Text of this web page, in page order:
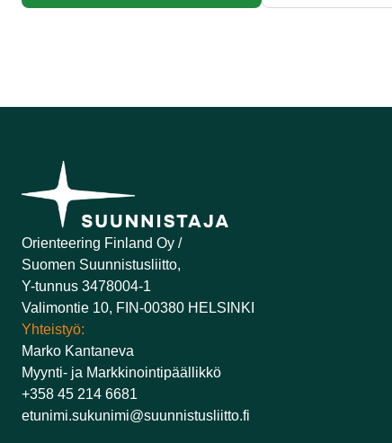
Orienteering Finland Oy /
Suomen Suunnistusliitto,
Y-tunnus 3478004-1
Valimontie 10, FIN-00380 HELSINKI
Yhteistyö:
Marko Kantaneva
Myynti- ja Markkinointipäällikkö
+358 45 214 6681
etunimi.sukunimi@suunnistusliitto.fi